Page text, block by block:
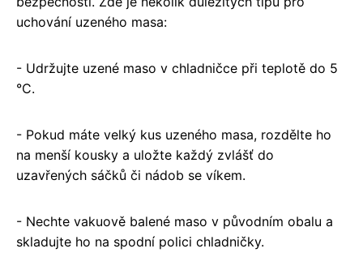
uchování uzeného masa:
- Udržujte uzené maso v chladničce při teplotě do 5
°C.
- Pokud máte velký kus uzeného masa, rozdělte ho
na menší kousky a uložte každý zvlášť do
uzavřených sáčků či nádob se víkem.
- Nechte vakuově balené maso v původním obalu a
skladujte ho na spodní polici chladničky.